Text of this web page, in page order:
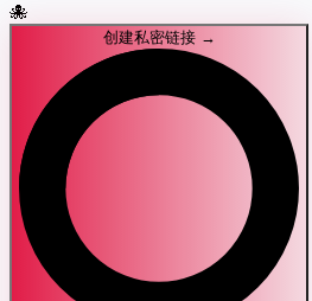
🐙
创建私密链接 →